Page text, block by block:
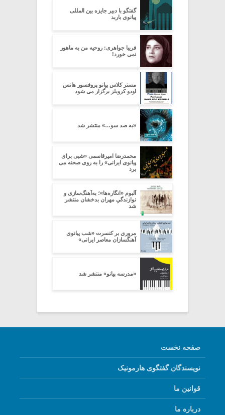
گفتگو با دبیر جایزه بین المللی
پیانوی باربد
فریبا جواهری: روحیه من به ماهور
نمی خورد!
مستر کلاس پیانو پروفسور هانس
اودو کرویلز برگزار می شود
«به صد سو…» منتشر شد
محمدرضا امیرقاسمی «شبی برای
پیانوی ایرانی» را به روی صحنه می
برد
آلبوم «انگاره‌ها»؛ به‌آهنگ‌سازی و
نوازندگیِ مهران بدخشان منتشر
شد
مروری بر کنسرت «شب پیانوی
آهنگسازان معاصر ایرانی»
«مدرسه پیانو» منتشر شد
صفحه نخست
نویسندگان گفتگوی هارمونیک
قوانین ما
درباره ما